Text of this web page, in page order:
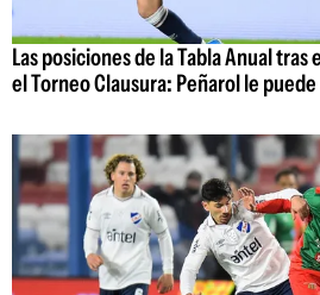
Las posiciones de la Tabla Anual
el Torneo Clausura: Peñarol le